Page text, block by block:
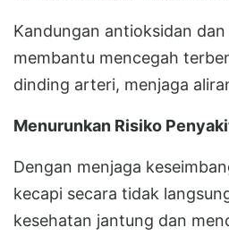
Kandungan antioksidan
membantu mencegah
dinding arteri, menjaga
Menurunkan Risiko
Dengan menjaga
kecapi secara tidak
kesehatan jantung dan